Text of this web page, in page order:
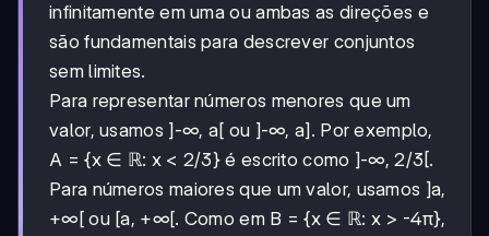
infinitamente em uma ou ambas as direções e
são fundamentais para descrever conjuntos
sem limites.
Para representar números menores que um
valor, usamos ]-∞, a[ ou ]-∞, a]. Por exemplo,
A = {x ∈ ℝ: x < 2/3} é escrito como ]-∞, 2/3[.
Para números maiores que um valor, usamos ]a,
+∞[ ou [a, +∞[. Como em B = {x ∈ ℝ: x > -4π},